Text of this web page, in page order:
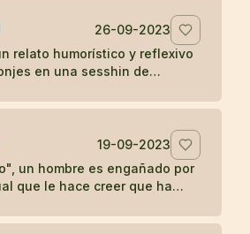
26-09-2023
relato humorístico y reflexivo
en una sesshin de
ironías sobre la disciplina y el
19-09-2023
un hombre es engañado por
que le hace creer que ha
un dolor psicosomático. En